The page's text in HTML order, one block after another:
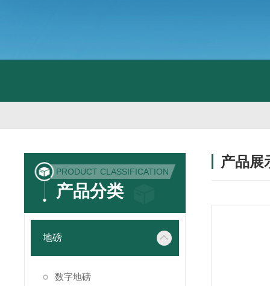
PRODUCT CLASSIFICATION
产品分类
地磅
数字地磅
产品展